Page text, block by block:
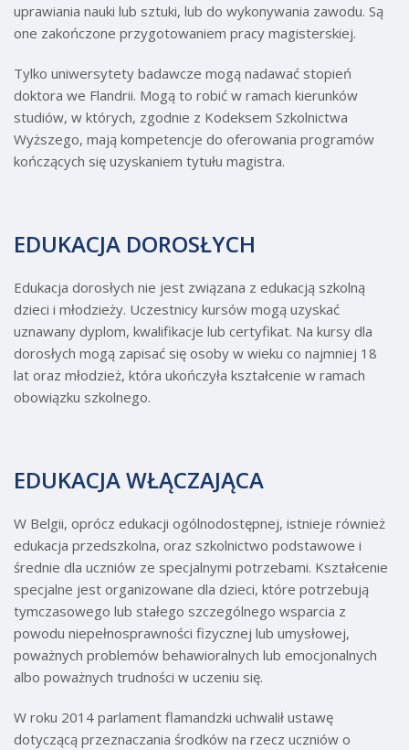
uprawiania nauki lub sztuki, lub do wykonywania zawodu. Są
one zakończone przygotowaniem pracy magisterskiej.
Tylko uniwersytety badawcze mogą nadawać stopień
doktora we Flandrii. Mogą to robić w ramach kierunków
studiów, w których, zgodnie z Kodeksem Szkolnictwa
Wyższego, mają kompetencje do oferowania programów
kończących się uzyskaniem tytułu magistra.
EDUKACJA DOROSŁYCH
Edukacja dorosłych nie jest związana z edukacją szkolną
dzieci i młodzieży. Uczestnicy kursów mogą uzyskać
uznawany dyplom, kwalifikacje lub certyfikat. Na kursy dla
dorosłych mogą zapisać się osoby w wieku co najmniej 18
lat oraz młodzież, która ukończyła kształcenie w ramach
obowiązku szkolnego.
EDUKACJA WŁĄCZAJĄCA
W Belgii, oprócz edukacji ogólnodostępnej, istnieje również
edukacja przedszkolna, oraz szkolnictwo podstawowe i
średnie dla uczniów ze specjalnymi potrzebami. Kształcenie
specjalne jest organizowane dla dzieci, które potrzebują
tymczasowego lub stałego szczególnego wsparcia z
powodu niepełnosprawności fizycznej lub umysłowej,
poważnych problemów behawioralnych lub emocjonalnych
albo poważnych trudności w uczeniu się.
W roku 2014 parlament flamandzki uchwalił ustawę
dotyczącą przeznaczania środków na rzecz uczniów o